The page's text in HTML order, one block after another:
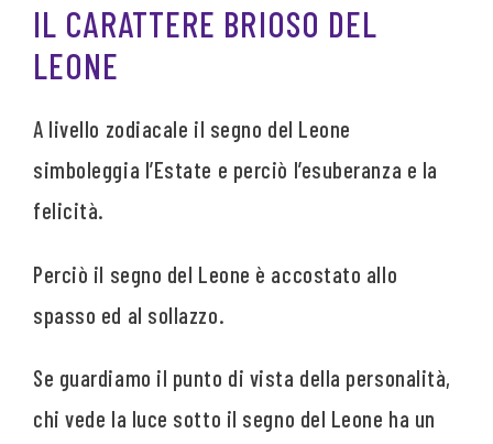
IL CARATTERE BRIOSO DEL
LEONE
A livello zodiacale il segno del Leone
simboleggia l’Estate e perciò l’esuberanza e la
felicità.
Perciò il segno del Leone è accostato allo
spasso ed al sollazzo.
Se guardiamo il punto di vista della personalità,
chi vede la luce sotto il segno del Leone ha un